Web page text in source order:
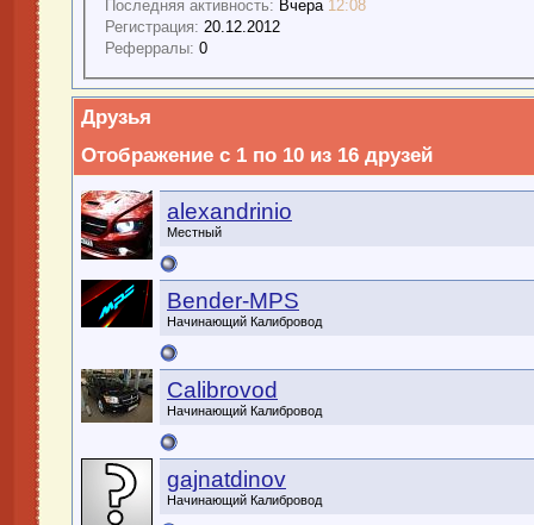
Последняя активность: Вчера 12:08
Регистрация: 20.12.2012
Реферралы: 0
Друзья
Отображение с 1 по 10 из 16 друзей
alexandrinio
Местный
Bender-MPS
Начинающий Калибровод
Calibrovod
Начинающий Калибровод
gajnatdinov
Начинающий Калибровод